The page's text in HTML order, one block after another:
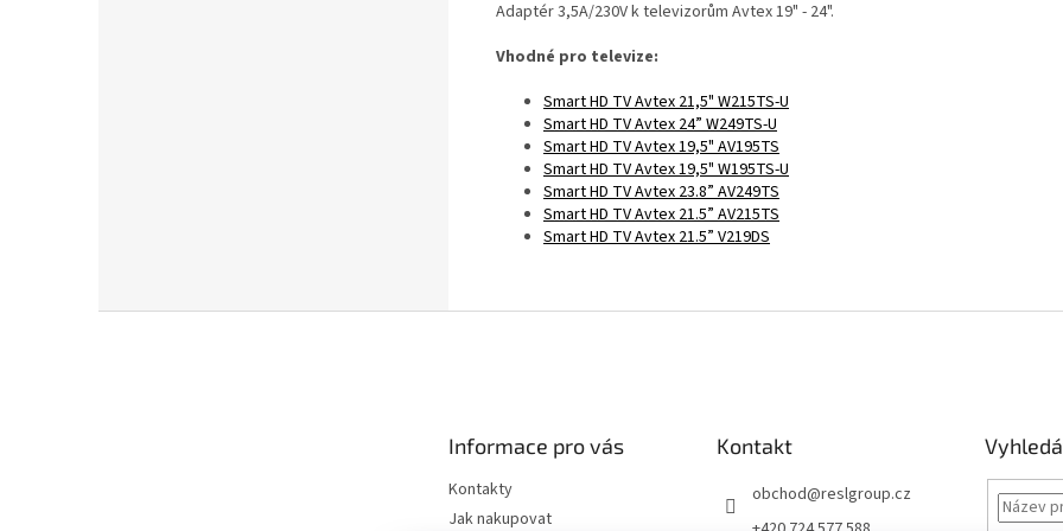
Adaptér 3,5A/230V k televizorům Avtex 19" - 24".
Vhodné pro televize:
Smart HD TV Avtex 21,5" W215TS-U
Smart HD TV Avtex 24” W249TS-U
Smart HD TV Avtex 19,5" AV195TS
Smart HD TV Avtex 19,5" W195TS-U
Smart HD TV Avtex 23.8” AV249TS
Smart HD TV Avtex 21.5” AV215TS
Smart HD TV Avtex 21.5” V219DS
Informace pro vás
Kontakty
Jak nakupovat
Kontakt
obchod@reslgroup.cz